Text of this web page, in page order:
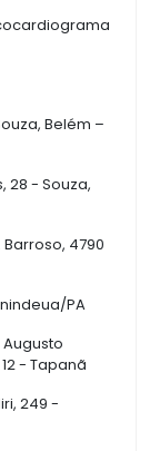
Belém –
28 - Souza,
Barroso, 4790
PA
- Tapanã
249 -